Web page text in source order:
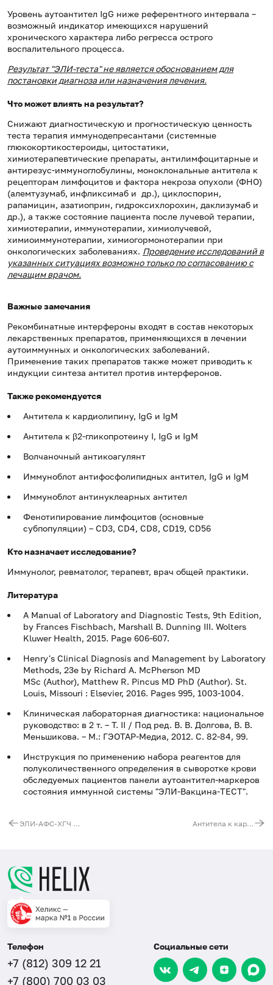
Уровень аутоантител IgG ниже референтного интервала –
возможный индикатор имеющихся нарушений
хронического характера либо регресса острого
воспалительного процесса.
Результат "ЭЛИ-теста" не является обоснованием для
постановки диагноза или назначения лечения.
Что может влиять на результат?
Снижают диагностическую и прогностическую ценность
теста терапия иммунодепресантами (системные
глюкокортикостероиды, цитостатики,
химиотерапевтические препараты, антилимфоцитарные и
антирезус-иммуноглобулины, моноклональные антитела к
рецепторам лимфоцитов и фактора некроза опухоли (ФНО)
(алемтузумаб, инфликсимаб и др.), циклоспорин,
рапамицин, азатиоприн, гидроксихлорохин, даклизумаб и
др.), а также состояние пациента после лучевой терапии,
химиотерапии, иммунотерапии, химиолучевой,
химиоиммунотерапии, химиогормонотерапии при
онкологических заболеваниях. Проведение исследований в
указанных ситуациях возможно только по согласованию с
лечащим врачом.
Важные замечания
Рекомбинатные интерфероны входят в состав некоторых
лекарственных препаратов, применяющихся в лечении
аутоиммунных и онкологических заболеваний.
Применение таких препаратов также может приводить к
индукции синтеза антител против интерферонов.
Также рекомендуется
Антитела к кардиолипину, IgG и IgM
Антитела к β2-гликопротеину I, IgG и IgM
Волчаночный антикоагулянт
Иммуноблот антифосфолипидных антител, IgG и IgM
Иммуноблот антинуклеарных антител
Фенотипирование лимфоцитов (основные
субпопуляции) – CD3, CD4, CD8, CD19, CD56
Кто назначает исследование?
Иммунолог, ревматолог, терапевт, врач общей практики.
Литература
A Manual of Laboratory and Diagnostic Tests, 9th Edition,
by Frances Fischbach, Marshall B. Dunning III. Wolters
Kluwer Health, 2015. Page 606-607.
Henry's Clinical Diagnosis and Management by Laboratory
Methods, 23e by Richard A. McPherson MD
MSc (Author), Matthew R. Pincus MD PhD (Author). St.
Louis, Missouri : Elsevier, 2016. Pages 995, 1003-1004.
Клиническая лабораторная диагностика: национальное
руководство: в 2 т. – T. II / Под ред. В. В. Долгова, В. В.
Меньшикова. – М.: ГЭОТАР-Медиа, 2012. С. 82-84, 99.
Инструкция по применению набора реагентов для
полуколичественного определения в сыворотке крови
обследуемых пациентов панели аутоантител-маркеров
состояния иммунной системы "ЭЛИ-Вакцина-ТЕСТ".
ЭЛИ-АФС-ХГЧ Тест (антифосфолипидный синдром, анти-ХГЧ синдром, 6 антигенов) Антитела к кардиолипину, IgA
Телефон
+7 (812) 309 12 21
+7 (800) 700 03 03
Социальные сети